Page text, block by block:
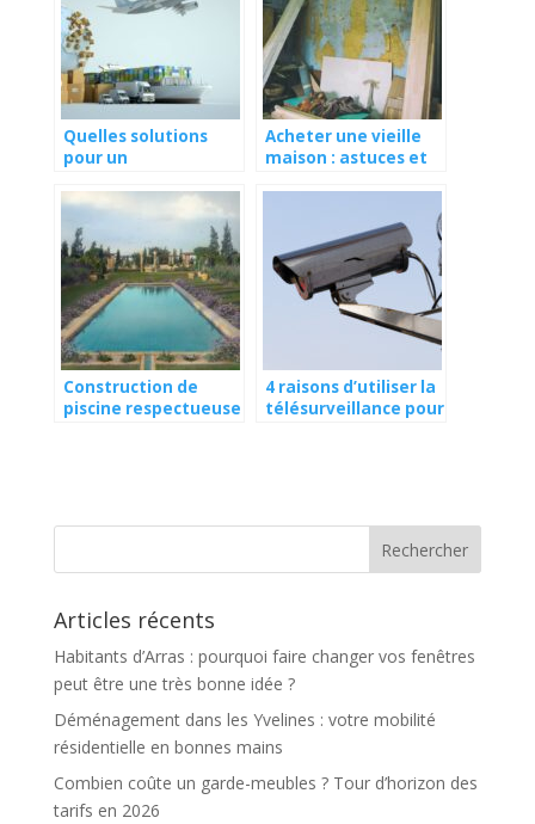
Quelles solutions
pour un
l’international ?
Acheter une vieille
maison : astuces et
Construction de
piscine respectueuse
4 raisons d’utiliser la
télésurveillance pour
Articles récents
Habitants d’Arras : pourquoi faire changer vos fenêtres
peut être une très bonne idée ?
Déménagement dans les Yvelines : votre mobilité
résidentielle en bonnes mains
Combien coûte un garde-meubles ? Tour d’horizon des
tarifs en 2026